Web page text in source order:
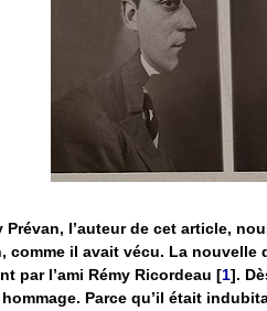
Prévan, l’auteur de cet article,
comme il avait vécu. La nouvelle
par l’ami Rémy Ricordeau [1].
Parce qu’il était